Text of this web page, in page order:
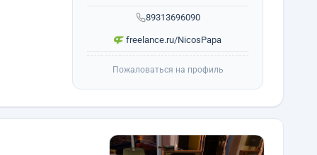
89313696090
freelance.ru/NicosPapa
Пожаловаться на профиль